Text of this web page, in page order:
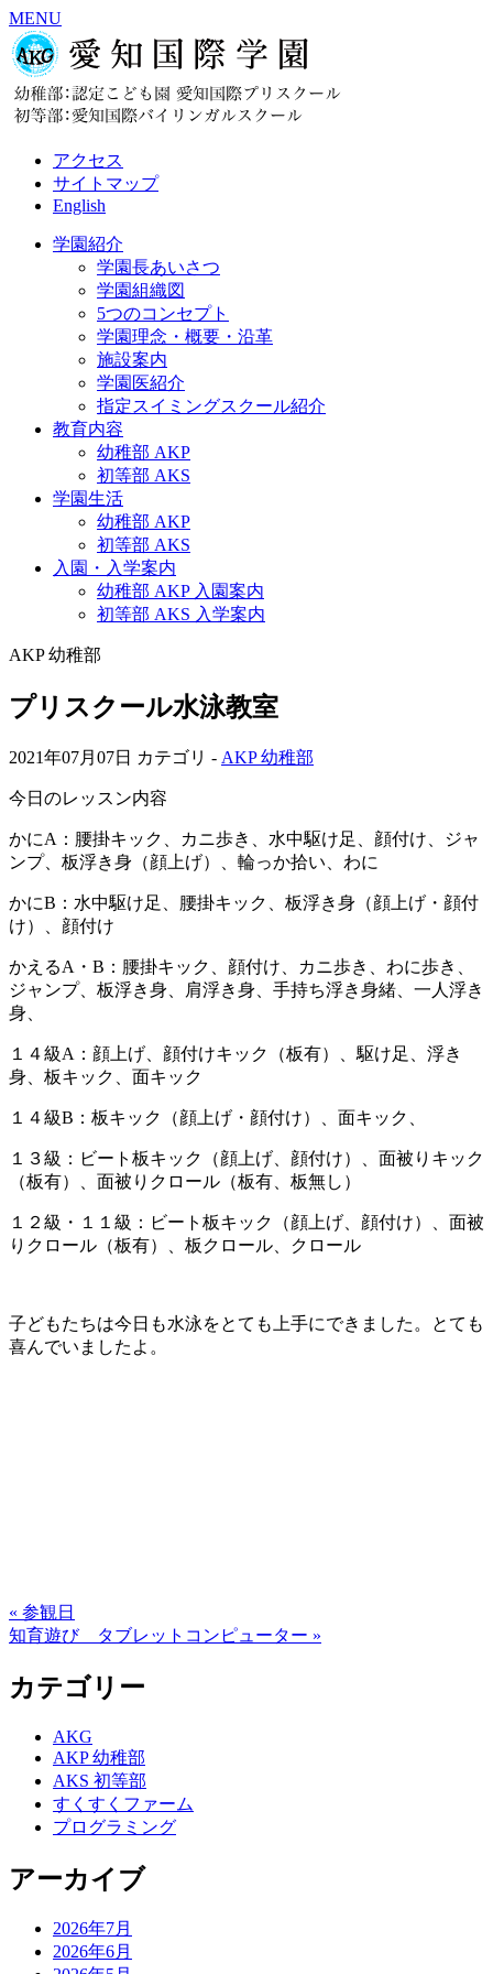
MENU
アクセス
サイトマップ
English
学園紹介
学園長あいさつ
学園組織図
5つのコンセプト
学園理念・概要・沿革
施設案内
学園医紹介
指定スイミングスクール紹介
教育内容
幼稚部 AKP
初等部 AKS
学園生活
幼稚部 AKP
初等部 AKS
入園・入学案内
幼稚部 AKP 入園案内
初等部 AKS 入学案内
AKP 幼稚部
プリスクール水泳教室
2021年07月07日 カテゴリ - AKP 幼稚部
今日のレッスン内容
かにA：腰掛キック、カニ歩き、水中駆け足、顔付け、ジャ
ンプ、板浮き身（顔上げ）、輪っか拾い、わに
かにB：水中駆け足、腰掛キック、板浮き身（顔上げ・顔付
け）、顔付け
かえるA・B：腰掛キック、顔付け、カニ歩き、わに歩き、
ジャンプ、板浮き身、肩浮き身、手持ち浮き身緒、一人浮き
身、
１４級A：顔上げ、顔付けキック（板有）、駆け足、浮き
身、板キック、面キック
１４級B：板キック（顔上げ・顔付け）、面キック、
１３級：ビート板キック（顔上げ、顔付け）、面被りキック
（板有）、面被りクロール（板有、板無し）
１２級・１１級：ビート板キック（顔上げ、顔付け）、面被
りクロール（板有）、板クロール、クロール
子どもたちは今日も水泳をとても上手にできました。とても
喜んでいましたよ。
« 参観日
知育遊び タブレットコンピューター »
カテゴリー
AKG
AKP 幼稚部
AKS 初等部
すくすくファーム
プログラミング
アーカイブ
2026年7月
2026年6月